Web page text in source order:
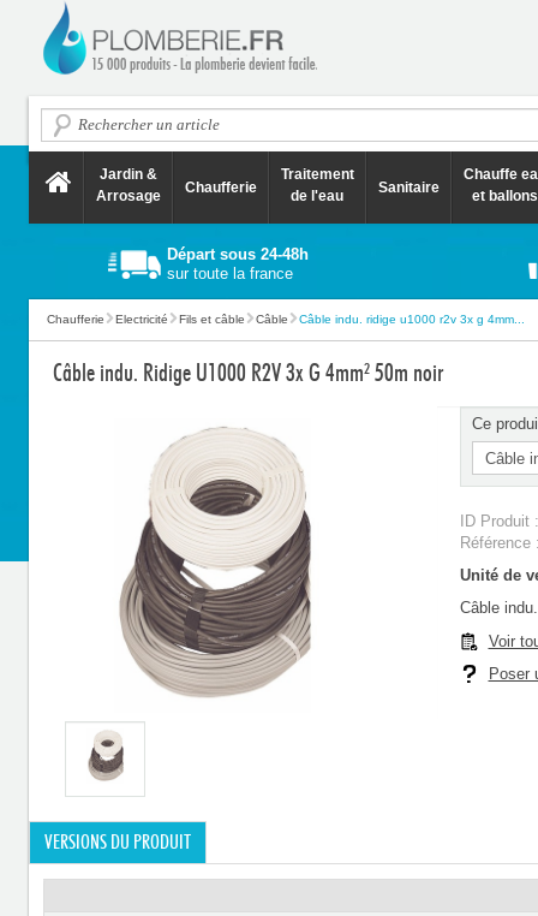
Jardin &
Arrosage
Chaufferie
Traitement
de l'eau
Sanitaire
Chauffe
et ballons
Départ sous 24-48h
sur toute la france
Chaufferie Electricité Fils et câble Câble Câble indu. ridige u1000 r2v 3x g 4mm...
Câble indu. Ridige U1000 R2V 3x G 4mm² 50m noir
Ce
ID Produit
Unité de
Câble
Voir
Poser
VERSIONS DU PRODUIT